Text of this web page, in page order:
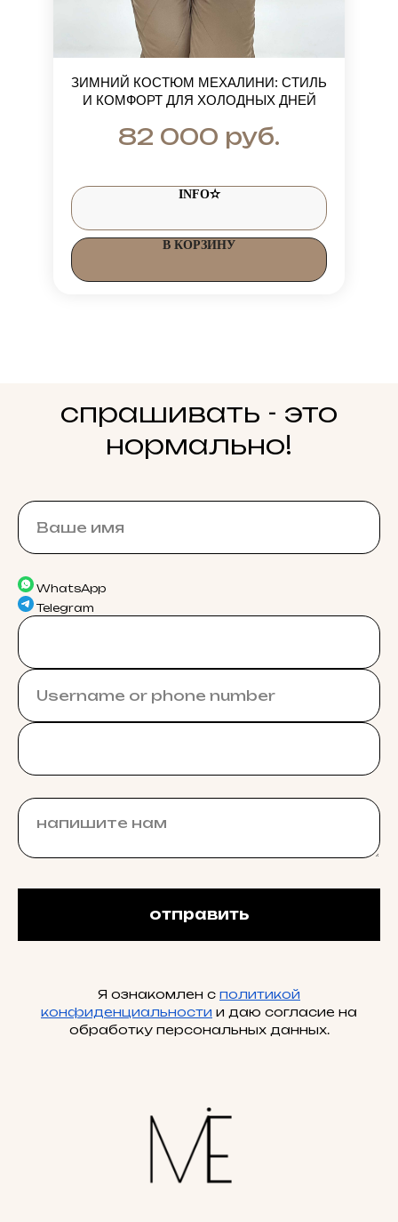
ЗИМНИЙ КОСТЮМ МЕХАЛИНИ: СТИЛЬ
И КОМФОРТ ДЛЯ ХОЛОДНЫХ ДНЕЙ
82 000 руб.
INFO✫
В КОРЗИНУ
спрашивать - это
нормально!
WhatsApp
Telegram
отправить
Я ознакомлен с политикой
конфиденциальности и даю согласие на
обработку персональных данных.